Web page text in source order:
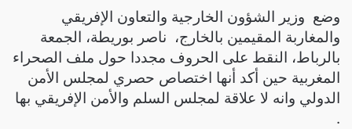
وضع وزير الشؤون الخارجية والتعاون الإفريقي
والمغاربة المقيمين بالخارج، ناصر بوريطة، الجمعة
بالرباط، النقط على الحروف مجددا حول ملف الصحراء
المغربية حين أكد أنها اختصاص حصري لمجلس الأمن
الدولي وانه لا علاقة لمجلس السلم والأمن الإفريقي بها
.